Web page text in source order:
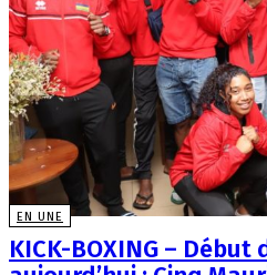
EN UNE
KICK-BOXING –